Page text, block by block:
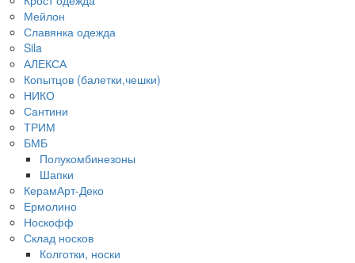
Мейлон
Славянка одежда
Sila
АЛЕКСА
Копытцов (балетки,чешки)
НИКО
Сантини
ТРИМ
БМБ
Полукомбинезоны
Шапки
КерамАрт-Деко
Ермолино
Носкофф
Склад носков
Колготки, носки